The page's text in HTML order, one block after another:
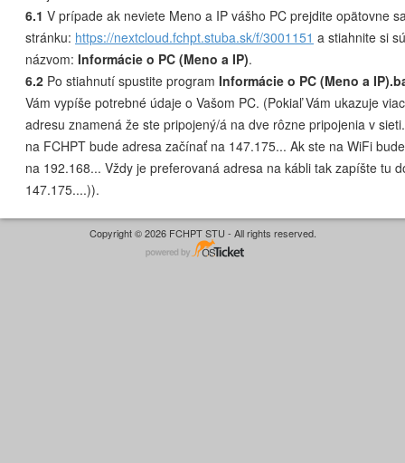
6.1 V prípade ak neviete Meno a IP vášho PC prejdite opätovne
stránku: https://nextcloud.fchpt.stuba.sk/f/3001151 a stiahnite si
názvom: Informácie o PC (Meno a IP).
6.2 Po stiahnutí spustite program Informácie o PC (Meno a
Vám vypíše potrebné údaje o Vašom PC. (Pokiaľ Vám ukazuje
adresu znamená že ste pripojený/á na dve rôzne pripojenia v
na FCHPT bude adresa začínať na 147.175... Ak ste na WiFi
na 192.168... Vždy je preferovaná adresa na kábli tak zapíšte tu
147.175....)).
Copyright © 2026 FCHPT STU - All rights reserved.